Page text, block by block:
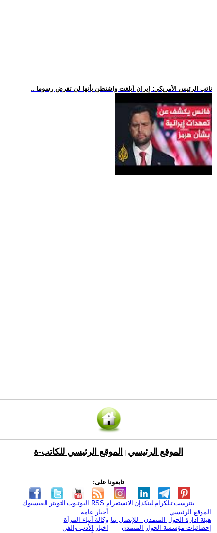
.. نائب الرئيس الأمريكي: إيران أبلغت واشنطن بأنها لن تفرض رسوما
الموقع الرئيسي الموقع الرئيسي للكاتب-ة
تابعونا على:
الفيسبوك التويتر اليوتيوب RSS الانستغرام لينكدإن تيلكرامبنترست
الموقع الرئيسي
هيئة ادارة الحوار المتمدن - للإتصال بنا
إحصائيات مؤسسة الحوار المتمدن
أخبار عامة
وكالة أنباء المرأة
اخبار الأدب والفن